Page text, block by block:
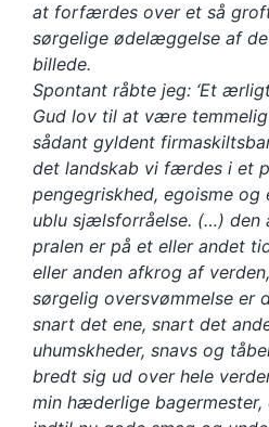
at forfærdes over et så
sørgelige ødelæggelse af
billede.
Spontant råbte jeg: ‘Et
Gud lov til at være
sådant gyldent
det landskab vi færdes i et
pengegriskhed, egoisme
ublu sjælsforråelse. (…) den
pralen er på et eller andet
eller anden afkrog af
sørgelig oversvømmelse er
snart det ene, snart det
uhumskheder, snavs og
bredt sig ud over hele
min hæderlige